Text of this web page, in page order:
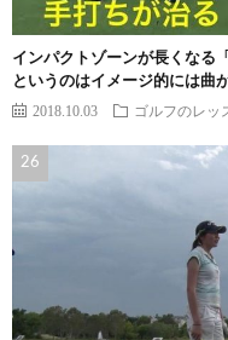
インパクトゾーンが長くなる
というのはイメージ的には曲
2018.10.03 ゴルフのレッ